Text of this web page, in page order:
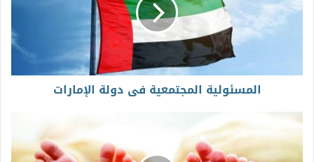
المسئولية المجتمعية فى دولة الإمارات